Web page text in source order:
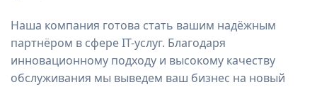
Наша компания готова стать вашим надёжным
партнёром в сфере IT-услуг. Благодаря
инновационному подходу и высокому качеству
обслуживания мы выведем ваш бизнес на новый